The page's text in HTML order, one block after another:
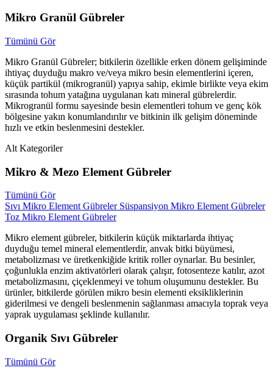
Mikro Granül Gübreler
Tümünü Gör
Mikro Granül Gübreler; bitkilerin özellikle erken dönem gelişiminde
ihtiyaç duyduğu makro ve/veya mikro besin elementlerini içeren,
küçük partikül (mikrogranül) yapıya sahip, ekimle birlikte veya ekim
sırasında tohum yatağına uygulanan katı mineral gübrelerdir.
Mikrogranül formu sayesinde besin elementleri tohum ve genç kök
bölgesine yakın konumlandırılır ve bitkinin ilk gelişim döneminde
hızlı ve etkin beslenmesini destekler.
Alt Kategoriler
Mikro & Mezo Element Gübreler
Tümünü Gör
Sıvı Mikro Element Gübreler Süspansiyon Mikro Element Gübreler
Toz Mikro Element Gübreler
Mikro element gübreler, bitkilerin küçük miktarlarda ihtiyaç
duyduğu temel mineral elementlerdir, anvak bitki büyümesi,
metabolizması ve üretkenkiğide kritik roller oynarlar. Bu besinler,
çoğunlukla enzim aktivatörleri olarak çalışır, fotosenteze katılır, azot
metabolizmasını, çiçeklenmeyi ve tohum oluşumunu destekler. Bu
ürünler, bitkilerde görülen mikro besin elementi eksikliklerinin
giderilmesi ve dengeli beslenmenin sağlanması amacıyla toprak veya
yaprak uygulaması şeklinde kullanılır.
Organik Sıvı Gübreler
Tümünü Gör